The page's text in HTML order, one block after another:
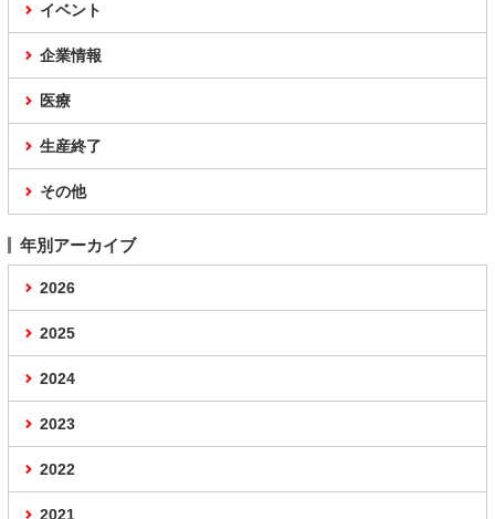
イベント
企業情報
医療
生産終了
その他
年別アーカイブ
2026
2025
2024
2023
2022
2021